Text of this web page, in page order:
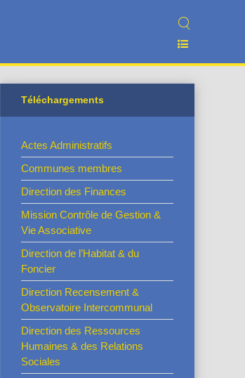
Téléchargements
Actes Administratifs
Communes membres
Direction des Finances
Mission Contrôle de Gestion &
Vie Associative
Direction de l’Habitat & du
Foncier
Direction Recensement &
Observatoire Intercommunal
Direction des Ressources
Humaines & des Relations
Sociales